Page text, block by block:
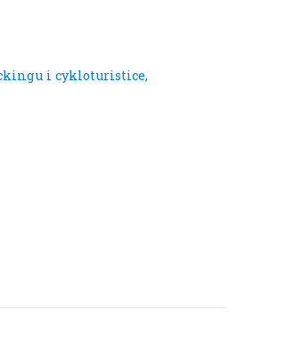
i cykloturistice,